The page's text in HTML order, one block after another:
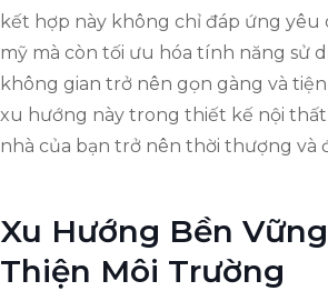
kết hợp này không chỉ đáp ứng
mỹ mà còn tối ưu hóa tính năng sử
không gian trở nên gọn gàng và
xu hướng này trong thiết kế nội thất
nhà của bạn trở nên thời thượng và
Xu Hướng Bền
Thiện Môi Trường